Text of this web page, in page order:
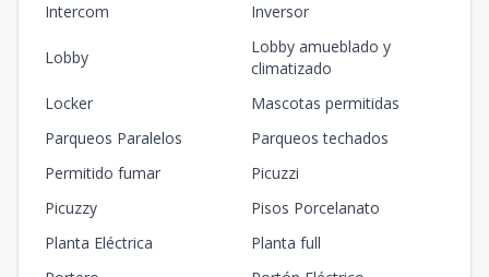
Intercom
Inversor
Lobby
Lobby amueblado y
climatizado
Locker
Mascotas permitidas
Parqueos Paralelos
Parqueos techados
Permitido fumar
Picuzzi
Picuzzy
Pisos Porcelanato
Planta Eléctrica
Planta full